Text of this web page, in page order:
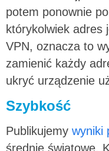
potem ponownie
którykolwiek adres
VPN, oznacza to
zamienić każdy
ukryć urządzenie
Szybkość
Publikujemy wyniki
średnie światowe.